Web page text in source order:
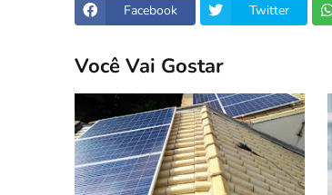
Facebook Twitter
Você Vai Gostar